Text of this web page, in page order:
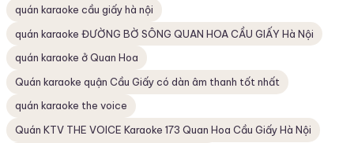
quán karaoke cầu giấy hà nội
quán karaoke ĐƯỜNG BỜ SÔNG QUAN HOA CẦU GIẤY Hà Nội
quán karaoke ở Quan Hoa
Quán karaoke quận Cầu Giấy có dàn âm thanh tốt nhất
quán karaoke the voice
Quán KTV THE VOICE Karaoke 173 Quan Hoa Cầu Giấy Hà Nội